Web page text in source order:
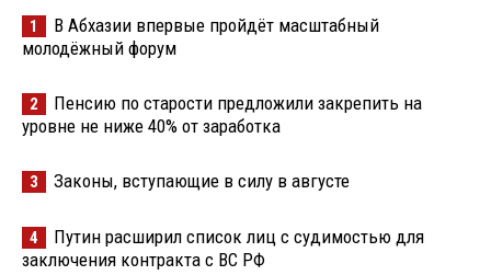
1
В Абхазии впервые пройдёт масштабный
молодёжный форум
2
Пенсию по старости предложили закрепить на
уровне не ниже 40% от заработка
3 Законы, вступающие в силу в августе
4
Путин расширил список лиц с судимостью для
заключения контракта с ВС РФ